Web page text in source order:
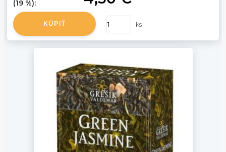
(19 %):
ks
KÚPIŤ